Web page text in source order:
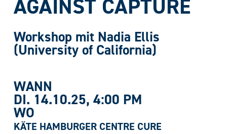
AGAINST CAPTURE
Workshop mit Nadia Ellis
(University of California)
WANN
DI. 14.10.25, 4:00 PM
WO
KÄTE HAMBURGER CENTRE CURE